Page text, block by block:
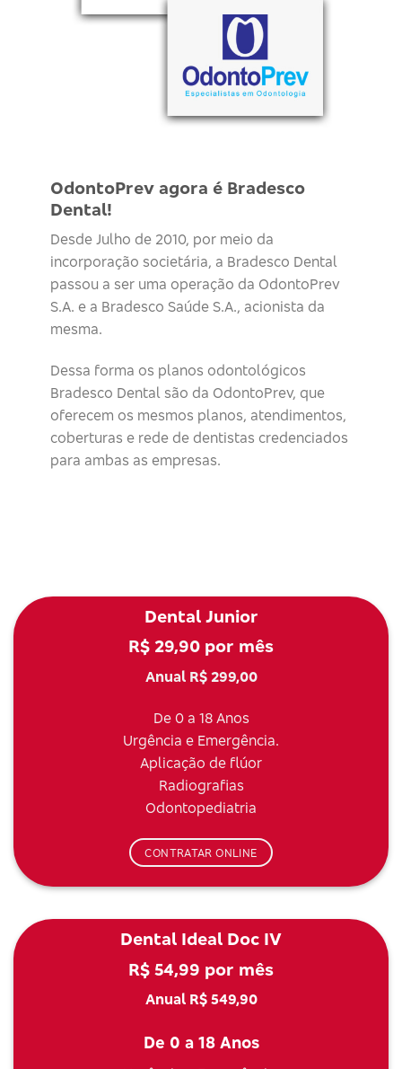
OdontoPrev agora é Bradesco
Dental!
Desde Julho de 2010, por meio da
incorporação societária, a Bradesco Dental
passou a ser uma operação da OdontoPrev
S.A. e a Bradesco Saúde S.A., acionista da
mesma.
Dessa forma os planos odontológicos
Bradesco Dental são da OdontoPrev, que
oferecem os mesmos planos, atendimentos,
coberturas e rede de dentistas credenciados
para ambas as empresas.
Dental Junior
R$ 29,90 por mês
Anual R$ 299,00
De 0 a 18 Anos
Urgência e Emergência.
Aplicação de flúor
Radiografias
Odontopediatria
CONTRATAR ONLINE
Dental Ideal Doc IV
R$ 54,99 por mês
Anual R$ 549,90
De 0 a 18 Anos